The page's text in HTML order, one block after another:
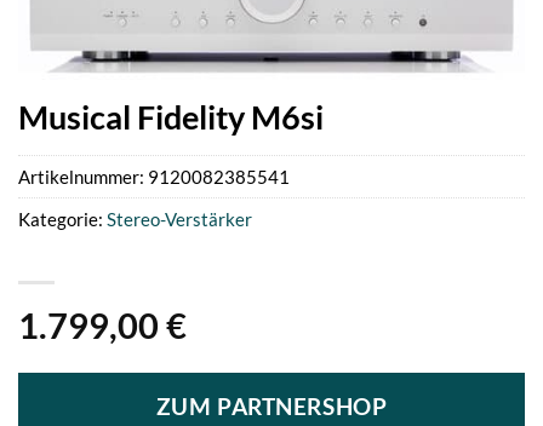
Musical Fidelity M6si
1.799,00 €
ZUM PARTNERSHOP
Artikelnummer: 9120082385541
Kategorie: Stereo-Verstärker